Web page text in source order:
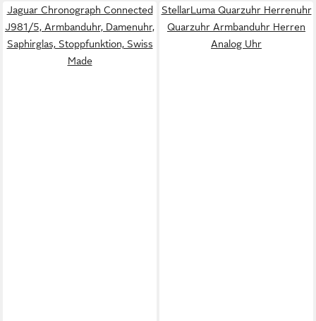
Jaguar Chronograph Connected
J981/5, Armbanduhr, Damenuhr,
Saphirglas, Stoppfunktion, Swiss
Made
StellarLuma Quarzuhr Herrenuhr
Quarzuhr Armbanduhr Herren
Analog Uhr